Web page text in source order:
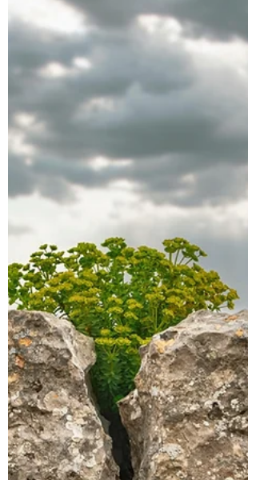
personisks. Tas ir arī darba vides, organizāciju
un sabiedrības jautājums. Mēs daudz runājam
par krīzēm, drošības zudumu, konkurētspēju,
izdegšanu, pārmaiņām un nenoteiktību. Taču
daudz retāk runājam par to, kas šādos
apstākļos palīdz cilvēkam, komandai vai
sabiedrībai saglabāt spēju izturēt un rīkoties,
ne tikai pielāgoties, bet arī turpināt meklēt
risinājumus, uzņemties iniciatīvu un